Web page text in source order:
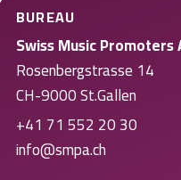
BUREAU
Swiss Music Promoters
Rosenbergstrasse 14
CH-9000 St.Gallen
+41 71 552 20 30
info@smpa.ch